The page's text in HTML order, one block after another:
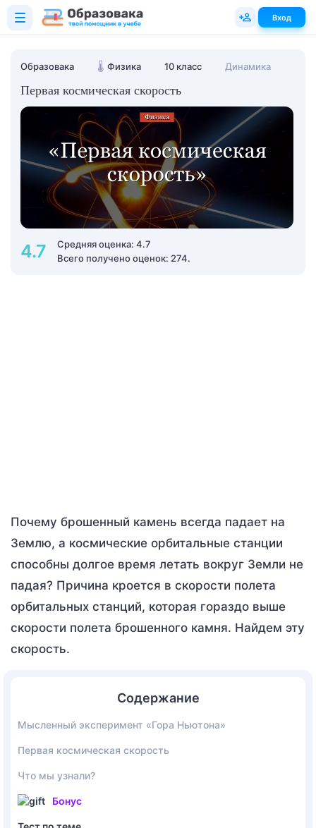
Образовака 🌡️ Физика 10 класс Динамика
Первая космическая скорость
4.7
Средняя оценка: 4.7
Всего получено оценок: 274.
Почему брошенный камень всегда падает на
Землю, а космические орбитальные станции
способны долгое время летать вокруг Земли не
падая? Причина кроется в скорости полета
орбитальных станций, которая гораздо выше
скорости полета брошенного камня. Найдем эту
скорость.
Содержание
Мысленный эксперимент «Гора Ньютона»
Первая космическая скорость
Что мы узнали?
Бонус
Вход